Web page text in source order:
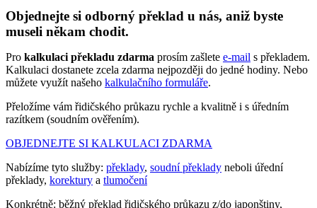
Objednejte si odborný překlad u nás, aniž byste
museli někam chodit.
Pro kalkulaci překladu zdarma prosím zašlete e-mail s překladem.
Kalkulaci dostanete zcela zdarma nejpozději do jedné hodiny. Nebo
můžete využít našeho kalkulačního formuláře.
Přeložíme vám řidičského průkazu rychle a kvalitně i s úředním
razítkem (soudním ověřením).
OBJEDNEJTE SI KALKULACI ZDARMA
Nabízíme tyto služby: překlady, soudní překlady neboli úřední
překlady, korektury a tlumočení
Konkrétně: běžný překlad řidičského průkazu z/do japonštiny,